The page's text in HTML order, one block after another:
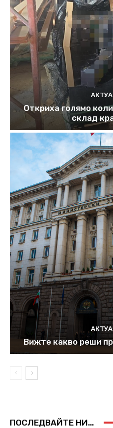
Откриха голямо
склад
Вижте какво реши
ПОСЛЕДВАЙТЕ НИ...